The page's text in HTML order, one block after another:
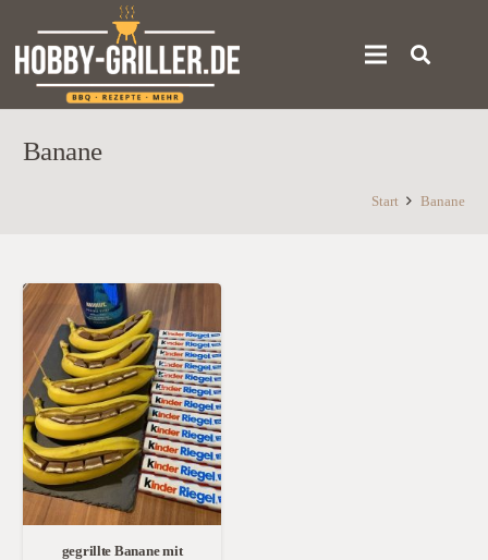
Banane
Start Banane
gegrillte Banane mit